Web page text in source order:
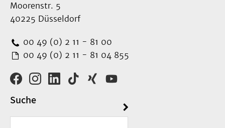
Moorenstr. 5
40225 Düsseldorf
00 49 (0) 2 11 - 81 00
00 49 (0) 2 11 - 81 04 855
Suche